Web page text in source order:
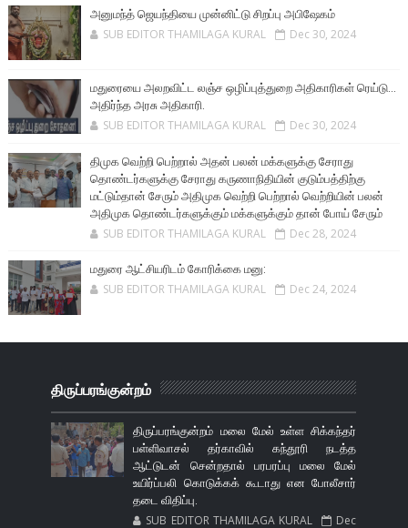
அனுமந்த் ஜெயந்தியை முன்னிட்டு சிறப்பு அபிஷேகம்
SUB EDITOR THAMILAGA KURAL Dec 30, 2024
மதுரையை அலறவிட்ட லஞ்ச ஒழிப்புத்துறை அதிகாரிகள் ரெய்டு...
அதிர்ந்த அரசு அதிகாரி.
SUB EDITOR THAMILAGA KURAL Dec 30, 2024
திமுக வெற்றி பெற்றால் அதன் பலன் மக்களுக்கு சேராது
தொண்டர்களுக்கு சேராது கருணாநிதியின் குடும்பத்திற்கு
மட்டும்தான் சேரும் அதிமுக வெற்றி பெற்றால் வெற்றியின் பலன்
அதிமுக தொண்டர்களுக்கும் மக்களுக்கும் தான் போய் சேரும்
SUB EDITOR THAMILAGA KURAL Dec 28, 2024
மதுரை ஆட்சியரிடம் கோரிக்கை மனு:
SUB EDITOR THAMILAGA KURAL Dec 24, 2024
திருப்பரங்குன்றம்
திருப்பரங்குன்றம் மலை மேல் உள்ள சிக்கந்தர்
பள்ளிவாசல் தர்காவில் கந்தூரி நடத்த
ஆட்டுடன் சென்றதால் பரபரப்பு மலை மேல்
உயிர்ப்பலி கொடுக்கக் கூடாது என போலீசார்
தடை விதிப்பு.
SUB EDITOR THAMILAGA KURAL
Dec